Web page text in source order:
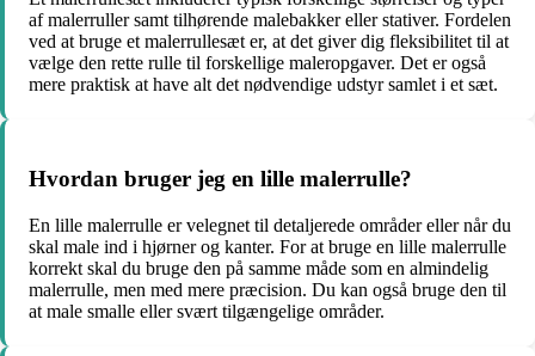
af malerruller samt tilhørende malebakker eller stativer. Fordelen
ved at bruge et malerrullesæt er, at det giver dig fleksibilitet til at
vælge den rette rulle til forskellige maleropgaver. Det er også
mere praktisk at have alt det nødvendige udstyr samlet i et sæt.
Hvordan bruger jeg en lille malerrulle?
En lille malerrulle er velegnet til detaljerede områder eller når du
skal male ind i hjørner og kanter. For at bruge en lille malerrulle
korrekt skal du bruge den på samme måde som en almindelig
malerrulle, men med mere præcision. Du kan også bruge den til
at male smalle eller svært tilgængelige områder.